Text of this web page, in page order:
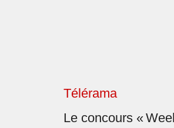
Télérama
Le concours «